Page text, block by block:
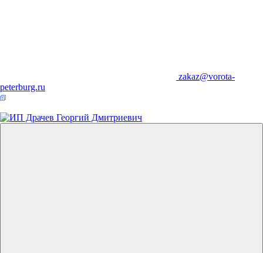
zakaz@vorota-
peterburg.ru